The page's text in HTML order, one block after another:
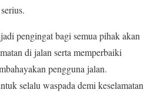
pengingat bagi semua pihak akan
di jalan serta memperbaiki
pengguna jalan.
selalu waspada demi keselamatan